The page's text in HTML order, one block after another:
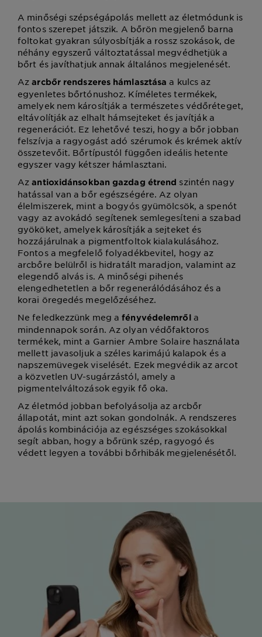
A minőségi szépségápolás mellett az életmódunk is
fontos szerepet játszik. A bőrön megjelenő barna
foltokat gyakran súlyosbítják a rossz szokások, de
néhány egyszerű változtatással megvédhetjük a
bőrt és javíthatjuk annak általános megjelenését.
Azarcbőr rendszeres hámlasztása a kulcs az
egyenletes bőrtónushoz. Kíméletes termékek,
amelyek nem károsítják a természetes védőréteget,
eltávolítják az elhalt hámsejteket és javítják a
regenerációt. Ez lehetővé teszi, hogy a bőr jobban
felszívja a ragyogást adó szérumok és krémek aktív
összetevőit. Bőrtípustól függően ideális hetente
egyszer vagy kétszer hámlasztani.
Azantioxidánsokban gazdag étrend szintén nagy
hatással van a bőr egészségére. Az olyan
élelmiszerek, mint a bogyós gyümölcsök, a spenót
vagy az avokádó segítenek semlegesíteni a szabad
gyököket, amelyek károsítják a sejteket és
hozzájárulnak a pigmentfoltok kialakulásához.
Fontos a megfelelő folyadékbevitel, hogy az
arcbőre belülről is hidratált maradjon, valamint az
elegendő alvás is. A minőségi pihenés
elengedhetetlen a bőr regenerálódásához és a
korai öregedés megelőzéséhez.
Ne feledkezzünk meg afényvédelemről a
mindennapok során. Az olyan védőfaktoros
termékek, mint a Garnier Ambre Solaire használata
mellett javasoljuk a széles karimájú kalapok és a
napszemüvegek viselését. Ezek megvédik az arcot
a közvetlen UV-sugárzástól, amely a
pigmentelváltozások egyik fő oka.
Az életmód jobban befolyásolja az arcbőr
állapotát, mint azt sokan gondolnák. A rendszeres
ápolás kombinációja az egészséges szokásokkal
segít abban, hogy a bőrünk szép, ragyogó és
védett legyen a további bőrhibák megjelenésétől.